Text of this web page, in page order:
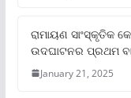
ରାମାୟଣ ସାଂସ୍କୃତିକ
ଉଦଘାଟନର ପ୍ରଥମ
January 21, 2025